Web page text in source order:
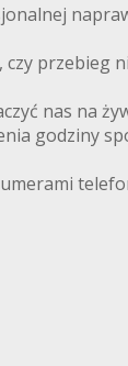
przebieg
nas na
godziny